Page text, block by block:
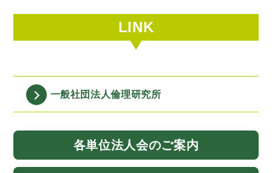
LINK
一般社団法人倫理研究所
各単位法人会のご案内